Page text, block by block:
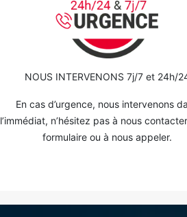
NOUS INTERVENONS 7j/7 et 24h/
En cas d’urgence, nous intervenons
l’immédiat, n’hésitez pas à nous
formulaire ou à nous appeler.